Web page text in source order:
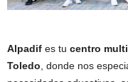
Alpadif es tu centro
Toledo , donde nos